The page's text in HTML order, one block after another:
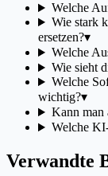
Welche
Wie stark
ersetzen?▾
Welche
Wie sieht
Welche
wichtig?▾
Kann man
Welche
Verwandte